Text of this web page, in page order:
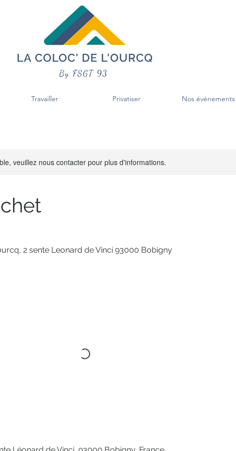
Travailler Privatiser Nos évènements
veuillez nous contacter pour plus d'informations.
2 sente Leonard de Vinci 93000 Bobigny